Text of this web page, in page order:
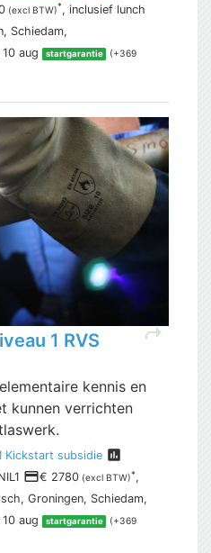
(excl BTW)*, inclusief lunch
Schiedam,
aug startgarantie
(+369
shortcut
1 RVS
kennis en
kunnen verrichten
subsidie assessment
payment€ 2780 (excl BTW)*,
Groningen, Schiedam,
aug startgarantie
(+369